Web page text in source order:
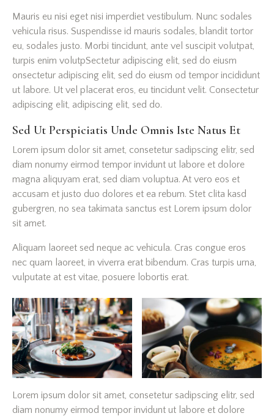
Mauris eu nisi eget nisi imperdiet vestibulum. Nunc sodales
vehicula risus. Suspendisse id mauris sodales, blandit tortor
eu, sodales justo. Morbi tincidunt, ante vel suscipit volutpat,
turpis enim volutpSectetur adipiscing elit, sed do eiusm
onsectetur adipiscing elit, sed do eiusm od tempor incididunt
ut labore. Ut vel placerat eros, eu tincidunt velit. Consectetur
adipiscing elit, adipiscing elit, sed do.
Sed Ut Perspiciatis Unde Omnis Iste Natus Et
Lorem ipsum dolor sit amet, consetetur sadipscing elitr, sed
diam nonumy eirmod tempor invidunt ut labore et dolore
magna aliquyam erat, sed diam voluptua. At vero eos et
accusam et justo duo dolores et ea rebum. Stet clita kasd
gubergren, no sea takimata sanctus est Lorem ipsum dolor
sit amet.
Aliquam laoreet sed neque ac vehicula. Cras congue eros
nec quam laoreet, in viverra erat bibendum. Cras turpis urna,
vulputate at est vitae, posuere lobortis erat.
Lorem ipsum dolor sit amet, consetetur sadipscing elitr, sed
diam nonumy eirmod tempor invidunt ut labore et dolore